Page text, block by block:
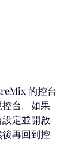
的控台
台。如果
定並開啟
再回到控